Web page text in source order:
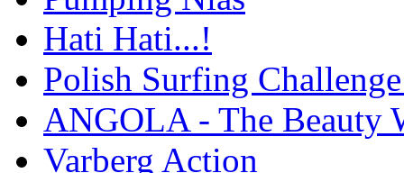
Hati Hati...!
Polish Surfing
ANGOLA - The Beauty
Varberg Action